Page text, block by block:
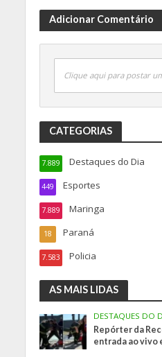
Adicionar Comentário
Clique aqui para postar
CATEGORIAS
Destaques do Dia
7.889
Esportes
449
Maringa
7.889
Paraná
18
Policia
7.583
AS MAIS LIDAS
DESTAQUES DO
Repórter da
entrada ao vivo